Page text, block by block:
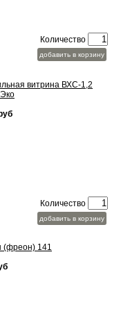
Количество
добавить в корзину
витрина ВХС-1,2
Количество
добавить в корзину
(фреон) 141